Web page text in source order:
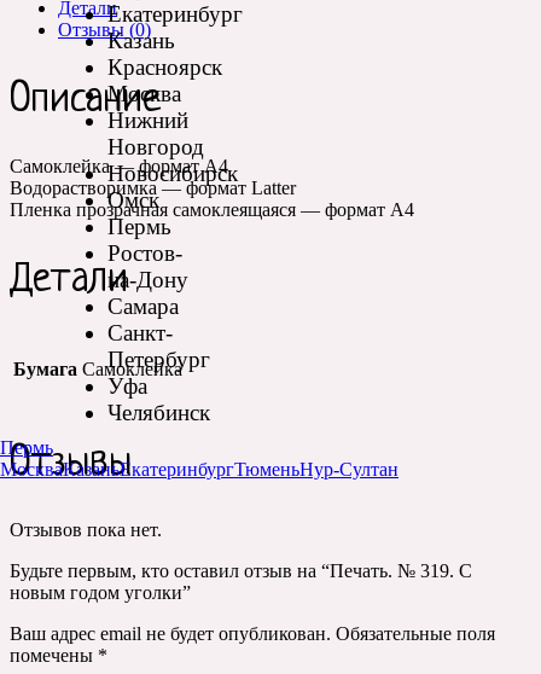
Екатеринбург
Казань
Красноярск
Москва
Нижний
Новгород
Новосибирск
Омск
Пермь
Ростов-
на-Дону
Самара
Санкт-
Петербург
Уфа
Челябинск
Пермь
МоскваКазаньЕкатеринбургТюменьНур-Султан
Детали
Отзывы (0)
Описание
Самоклейка — формат А4
Водорастворимка — формат Latter
Пленка прозрачная самоклеящаяся — формат А4
Детали
Бумага Самоклейка
Отзывы
Отзывов пока нет.
Будьте первым, кто оставил отзыв на “Печать. № 319. С
новым годом уголки”
Ваш адрес email не будет опубликован. Обязательные поля
помечены *